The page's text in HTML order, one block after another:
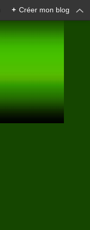
+ Créer mon blog